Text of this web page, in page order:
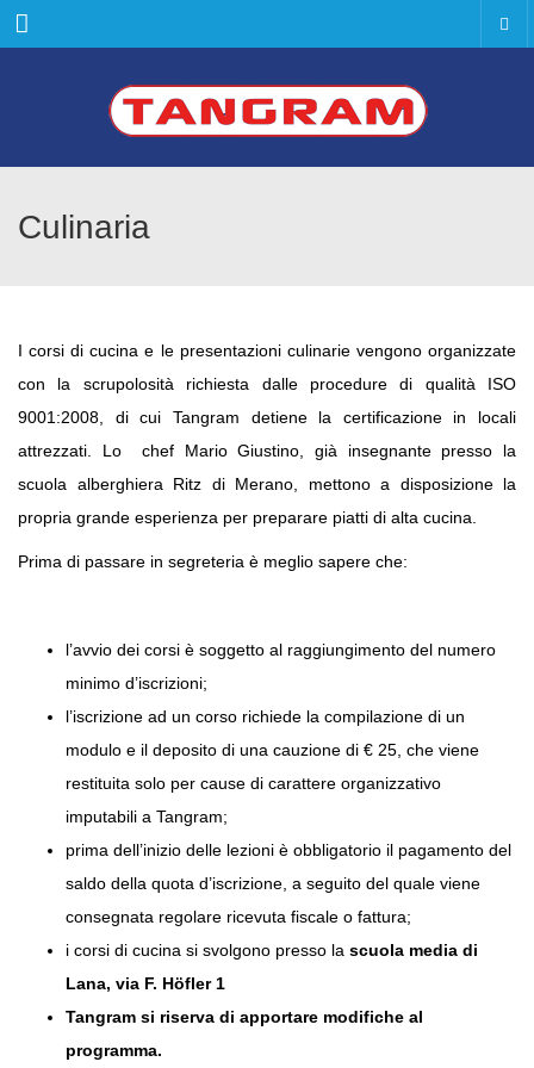
Menu
Culinaria
I corsi di cucina e le presentazioni culinarie vengono organizzate
con la scrupolosità richiesta dalle procedure di qualità ISO
9001:2008, di cui Tangram detiene la certificazione in locali
attrezzati. Lo chef Mario Giustino, già insegnante presso la
scuola alberghiera Ritz di Merano, mettono a disposizione la
propria grande esperienza per preparare piatti di alta cucina.
Prima di passare in segreteria è meglio sapere che:
l’avvio dei corsi è soggetto al raggiungimento del numero
minimo d’iscrizioni;
l’iscrizione ad un corso richiede la compilazione di un
modulo e il deposito di una cauzione di € 25, che viene
restituita solo per cause di carattere organizzativo
imputabili a Tangram;
prima dell’inizio delle lezioni è obbligatorio il pagamento del
saldo della quota d’iscrizione, a seguito del quale viene
consegnata regolare ricevuta fiscale o fattura;
i corsi di cucina si svolgono presso la scuola media di
Lana, via F. Höfler 1
Tangram si riserva di apportare modifiche al
programma.